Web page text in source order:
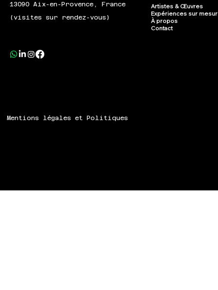
13090 Aix-en-Provence, France
(visites sur rendez-vous)
Artistes & Œuvres
Expériences sur
À propos
Contact
Mentions légales et Politiques